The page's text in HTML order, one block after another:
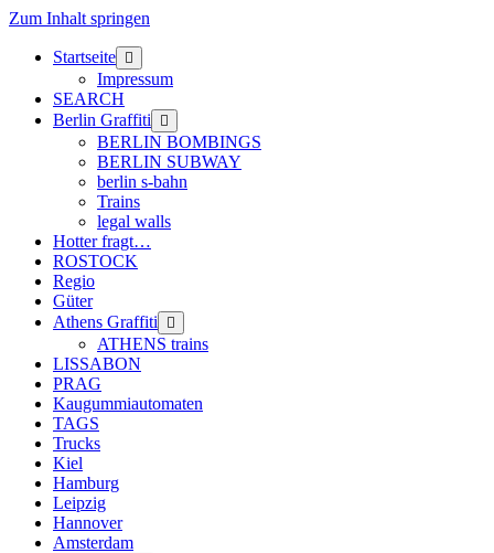
Zum Inhalt springen
Startseite Menü
öffnen
Impressum
SEARCH
Berlin Graffiti
Menü
öffnen
BERLIN BOMBINGS
BERLIN SUBWAY
berlin s-bahn
Trains
legal walls
Hotter fragt…
ROSTOCK
Regio
Güter
Athens Graffiti
Menü
öffnen
ATHENS trains
LISSABON
PRAG
Kaugummiautomaten
TAGS
Trucks
Kiel
Hamburg
Leipzig
Hannover
Amsterdam